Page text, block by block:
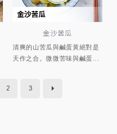
金沙苦瓜
清爽的山苦瓜與鹹蛋黃絕對是
天作之合。微微苦味與鹹蛋...
2 3